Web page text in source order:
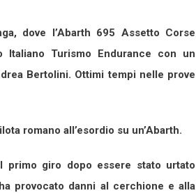
dove l’Abarth 695 Assetto Corse
Italiano Turismo Endurance con un
Bertolini. Ottimi tempi nelle prove
romano all’esordio su un’Abarth.
primo giro dopo essere stato urtato
provocato danni al cerchione e alla